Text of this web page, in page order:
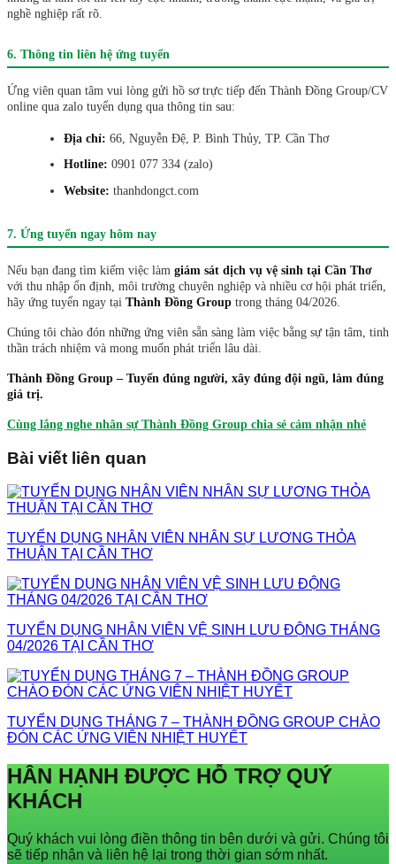
nghề nghiệp rất rõ.
6. Thông tin liên hệ ứng tuyển
Ứng viên quan tâm vui lòng gửi hồ sơ trực tiếp đến Thành Đồng Group/CV
online qua zalo tuyển dụng qua thông tin sau:
Địa chỉ: 66, Nguyễn Đệ, P. Bình Thủy, TP. Cần Thơ
Hotline: 0901 077 334 (zalo)
Website: thanhdongct.com
7. Ứng tuyển ngay hôm nay
Nếu bạn đang tìm kiếm việc làm giám sát dịch vụ vệ sinh tại Cần Thơ
với thu nhập ổn định, môi trường chuyên nghiệp và nhiều cơ hội phát triển,
hãy ứng tuyển ngay tại Thành Đồng Group trong tháng 04/2026.
Chúng tôi chào đón những ứng viên sẵn sàng làm việc bằng sự tận tâm, tinh
thần trách nhiệm và mong muốn phát triển lâu dài.
Thành Đồng Group – Tuyển đúng người, xây đúng đội ngũ, làm đúng
giá trị.
Cùng lắng nghe nhân sự Thành Đồng Group chia sẻ cảm nhận nhé
Bài viết liên quan
TUYỂN DỤNG NHÂN VIÊN NHÂN SỰ LƯƠNG THỎA
THUẬN TẠI CẦN THƠ
TUYỂN DỤNG NHÂN VIÊN VỆ SINH LƯU ĐỘNG THÁNG
04/2026 TẠI CẦN THƠ
TUYỂN DỤNG THÁNG 7 – THÀNH ĐỒNG GROUP CHÀO
ĐÓN CÁC ỨNG VIÊN NHIỆT HUYẾT
HÂN HẠNH ĐƯỢC HỖ TRỢ QUÝ
KHÁCH
Quý khách vui lòng điền thông tin bên dưới và gửi. Chúng tôi
sẽ tiếp nhận và liên hệ lại trong thời gian sớm nhất.